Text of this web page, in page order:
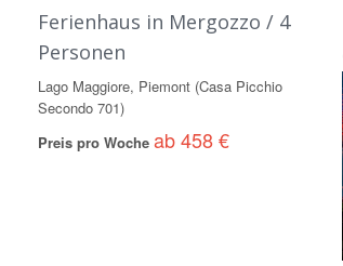
Ferienhaus in Mergozzo / 4
Personen
Lago Maggiore, Piemont (Casa Picchio
Secondo 701)
Preis pro Woche ab 458 €